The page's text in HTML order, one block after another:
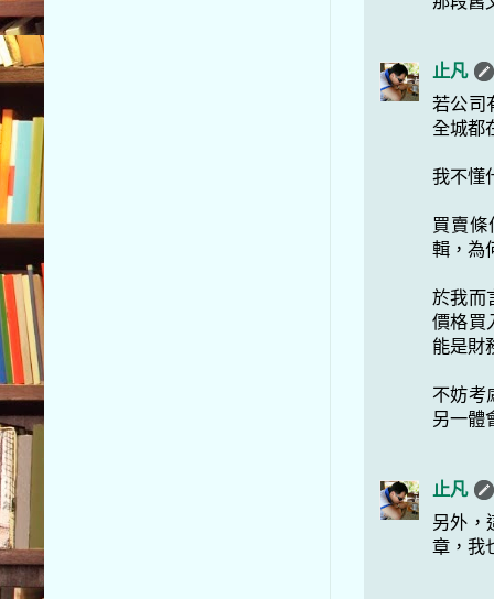
止凡
若公司
全城都
我不懂
買賣
輯，為
於我而
價格買
能是財
不妨考
另一體
止凡
另外，
章，我